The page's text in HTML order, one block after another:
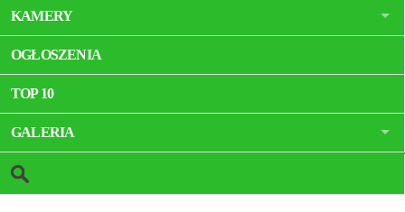
KAMERY
OGŁOSZENIA
TOP 10
GALERIA